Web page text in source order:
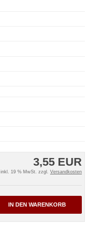
3,55 EUR
inkl. 19 % MwSt. zzgl. Versandkosten
IN DEN WARENKORB